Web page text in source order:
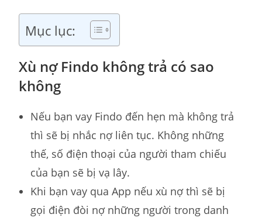
Mục lục:
Xù nợ Findo không trả có sao
không
Nếu bạn vay Findo đến hẹn mà không trả
thì sẽ bị nhắc nợ liên tục. Không những
thế, số điện thoại của người tham chiếu
của bạn sẽ bị vạ lây.
Khi bạn vay qua App nếu xù nợ thì sẽ bị
gọi điện đòi nợ những người trong danh